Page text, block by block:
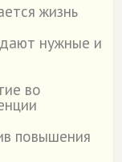
жизнь
нужные и
во
повышения